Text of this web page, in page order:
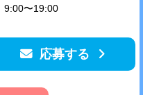
〜19:00
応募する